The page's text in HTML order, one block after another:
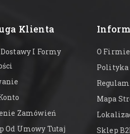
Klienta
I Formy
Zamówień
Od Umowy Tutaj
O Firmie
Polityka
Mapa
Sklep